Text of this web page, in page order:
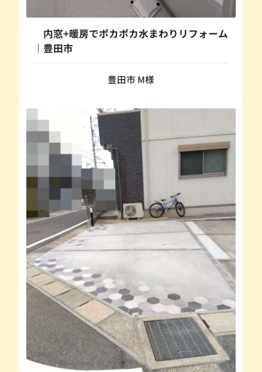
内窓+暖房でポカポカ水まわりリフォーム
｜豊田市
豊田市 M様